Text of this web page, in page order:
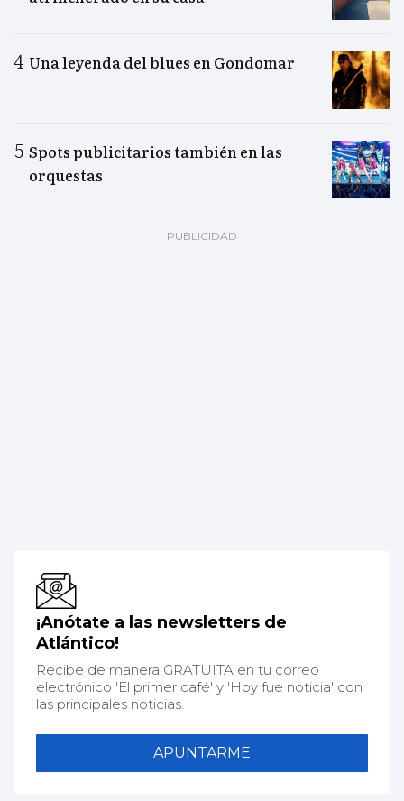
Una leyenda del blues en Gondomar
Spots publicitarios también en las
orquestas
¡Anótate a las newsletters de
Atlántico!
Recibe de manera GRATUITA en tu correo
electrónico 'El primer café' y 'Hoy fue noticia' con
las principales noticias.
APUNTARME